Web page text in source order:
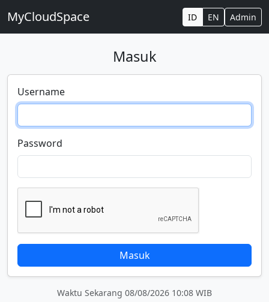
MyCloudSpace ID EN Admin
Masuk
Username
Password
Masuk
Waktu Sekarang 08/08/2026 10:08 WIB